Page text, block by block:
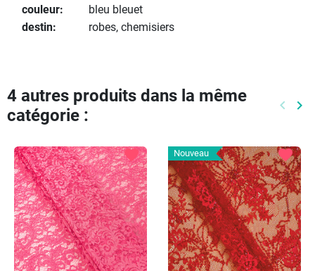
couleur:
bleu bleuet
destin:
robes, chemisiers
4 autres produits dans la même
catégorie :
keyboard_arrow_left keyboard_arrow_right
favorite Nouveau favorite